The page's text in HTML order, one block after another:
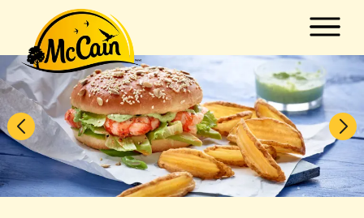
Passer au contenu principal
submenu for "Produits"
submenu for "Recettes"